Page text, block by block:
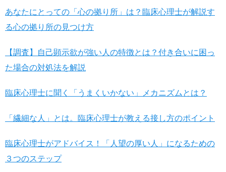
あなたにとっての「心の拠り所」は？臨床心理士が解説す
る心の拠り所の見つけ方
【調査】自己顕示欲が強い人の特徴とは？付き合いに困っ
た場合の対処法を解説
臨床心理士に聞く「うまくいかない」メカニズムとは？
「繊細な人」とは。臨床心理士が教える接し方のポイント
臨床心理士がアドバイス！「人望の厚い人」になるための
３つのステップ